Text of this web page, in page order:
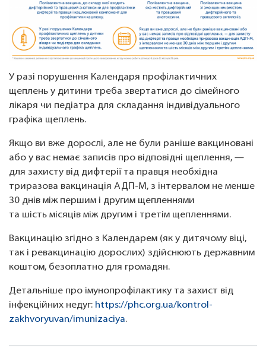
У разі порушення Календаря профілактичних
щеплень у дитини треба звертатися до сімейного
лікаря чи педіатра для складання індивідуального
графіка щеплень.
Якщо ви вже дорослі, але не були раніше вакциновані
або у вас немає записів про відповідні щеплення, —
для захисту від дифтерії та правця необхідна
триразова вакцинація АДП-М, з інтервалом не менше
30 днів між першим і другим щепленнями
та шість місяців між другим і третім щепленнями.
Вакцинацію згідно з Календарем (як у дитячому віці,
так і ревакцинацію дорослих) здійснюють державним
коштом, безоплатно для громадян.
Детальніше про імунопрофілактику та захист від
інфекційних недуг: https://phc.org.ua/kontrol-
zakhvoryuvan/imunizaciya.